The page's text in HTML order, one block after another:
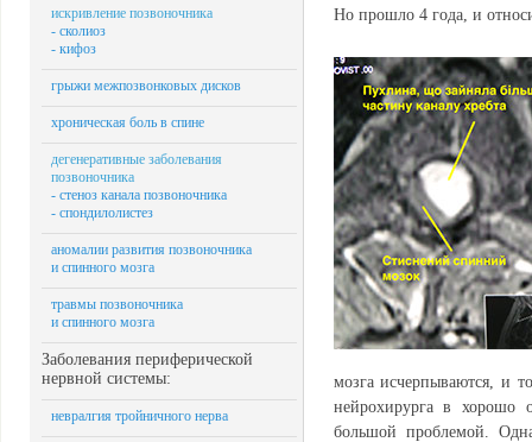
Но прошло 4 года, и
мозга исчерпываются, и
нейрохирурга в хорошо
большой проблемой.
искривление позвоночника
- сколиоз
- кифоз
грыжи межпозвонковых дисков
хроническая боль в спине
дегенеративные заболевания
позвоночника
- стеноз канала позвоночника
- спондилолистез
аномалии развития позвоночника
и спинного мозга
травмы позвоночника
и спинного мозга
Заболевания периферической
нервной системы:
невралгия тройничного нерва